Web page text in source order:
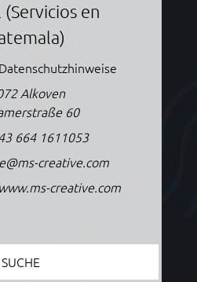
(Servicios en
Alkoven
60
664 1611053
creative.com
www.ms-creative.com
SUCHE